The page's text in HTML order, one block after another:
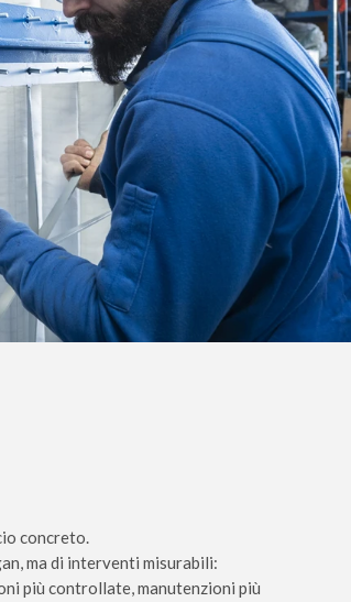
concreto.
ma di interventi misurabili:
più controllate, manutenzioni più